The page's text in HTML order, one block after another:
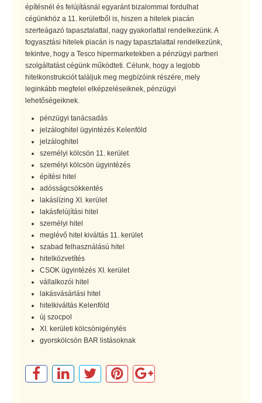
építésnél és felújításnál egyaránt bizalommal fordulhat
cégünkhöz a 11. kerületből is, hiszen a hitelek piacán
szerteágazó tapasztalattal, nagy gyakorlattal rendelkezünk. A
fogyasztási hitelek piacán is nagy tapasztalattal rendelkezünk,
tekintve, hogy a Tesco hipermarketekben a pénzügyi partneri
szolgáltatást cégünk működteti. Célunk, hogy a legjobb
hitelkonstrukciót találjuk meg megbízóink részére, mely
leginkább megfelel elképzeléseiknek, pénzügyi
lehetőségeiknek.
pénzügyi tanácsadás
jelzáloghitel ügyintézés Kelenföld
jelzáloghitel
személyi kölcsön 11. kerület
személyi kölcsön ügyintézés
építési hitel
adósságcsökkentés
lakáslízing XI. kerület
lakásfelújítási hitel
személyi hitel
meglévő hitel kiváltás 11. kerület
szabad felhasználású hitel
hitelközvetítés
CSOK ügyintézés XI. kerület
vállalkozói hitel
lakásvásárlási hitel
hitelkiváltás Kelenföld
új szocpol
XI. kerületi kölcsönigénylés
gyorskölcsön BAR listásoknak